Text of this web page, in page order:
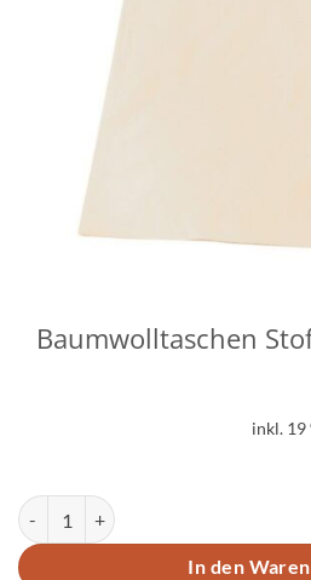
Baumwolltaschen
inkl. 19
Baumwolltaschen Stoff-Einkaufs-
In den